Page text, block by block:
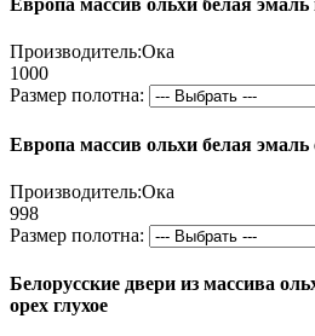
Европа массив ольхи белая
Производитель:Ока
1000
Размер полотна:
Европа массив ольхи белая
Производитель:Ока
998
Размер полотна:
Белорусские двери из массива
орех глухое